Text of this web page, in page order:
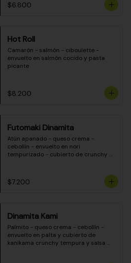
$6.800
Hot Roll
Camarón - salmón - ciboulette -
envuelto en salmón cocido y pasta
picante
$8.200
Futomaki Dinamita
Atún apanado - queso crema -
cebollín - envuelto en nori
tempurizado - cubierto de crunchy
$7.200
Dinamita Kami
Palmito - queso crema - cebollín -
envuelto en palta y cubierto de
kanikama crunchy tempura y salsa